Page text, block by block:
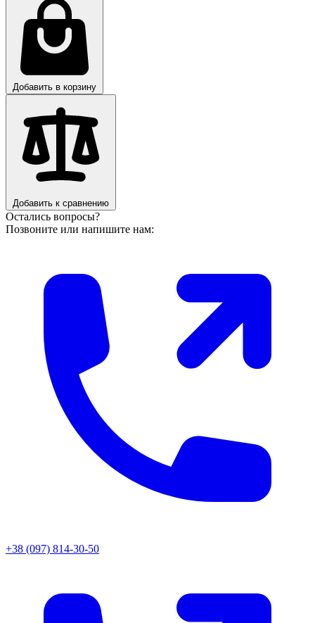
Добавить в корзину
Добавить к сравнению
Остались вопросы?
Позвоните или напишите нам:
+38 (097) 814-30-50